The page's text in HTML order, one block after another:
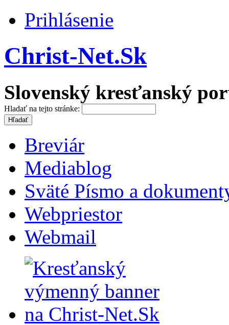
Prihlásenie
Christ-Net.Sk
Slovenský kresťanský
Hladať na tejto stránke:
Breviár
Mediablog
Sväté Písmo a
Webpriestor
Webmail